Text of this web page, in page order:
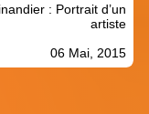
: Portrait d’un
artiste
06 Mai, 2015